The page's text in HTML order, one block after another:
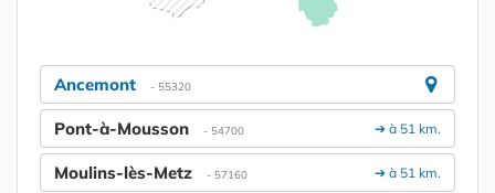
Ancemont - 55320
➔ à 51 km.
Pont-à-Mousson - 54700
➔ à 51 km.
Moulins-lès-Metz - 57160